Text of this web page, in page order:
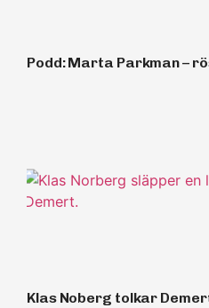
Podd: Marta Parkman –
Klas Noberg tolkar